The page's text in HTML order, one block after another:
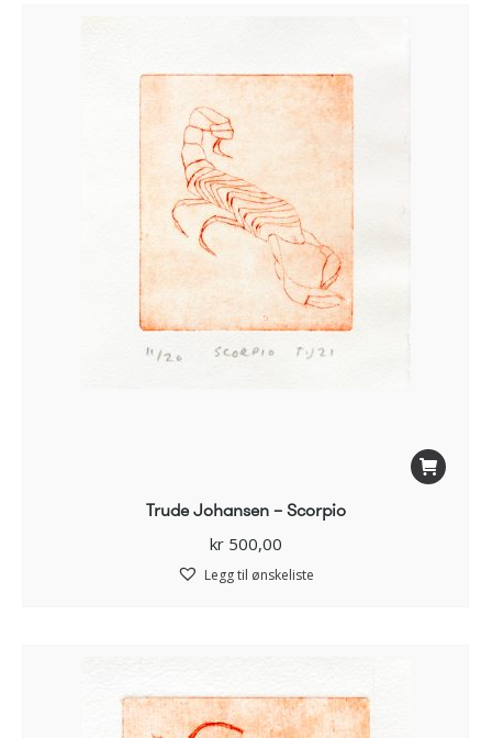
Trude Johansen – Scorpio
kr500,00
Legg til ønskeliste